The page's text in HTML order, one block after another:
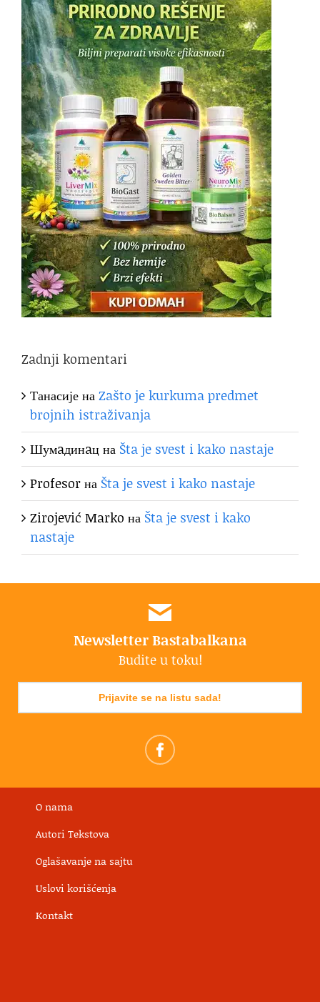
Zadnji komentari
ТанасијенаZašto je kurkuma predmet
brojnih istraživanja
Шумaдинaцна Šta je svest i kako nastaje
Profesorна Šta je svest i kako nastaje
Zirojević Marko на Šta je svest i kako
nastaje
Newsletter Bastabalkana
Budite u toku!
Prijavite se na listu sada!
O nama
Autori Tekstova
Oglašavanje na sajtu
Uslovi korišćenja
Kontakt